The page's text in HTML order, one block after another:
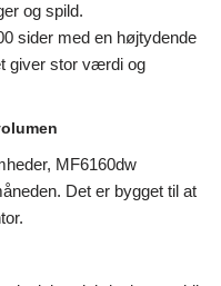
og spild.
sider med en højtydende
giver stor værdi og
MF6160dw
Det er bygget til at